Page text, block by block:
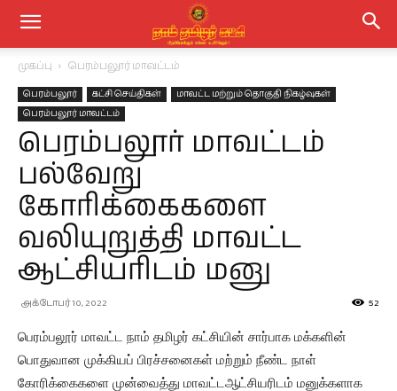
முகப்பு பெரம்பலூர் மாவட்டம்
பெரம்பலூர் கட்சி செய்திகள்
மாவட்ட மற்றும் தொகுதி நிகழ்வுகள்
பெரம்பலூர் மாவட்டம்
பெரம்பலூர் மாவட்டம்
பல்வேறு
கோரிக்கைகளை
வலியுறுத்தி மாவட்ட
ஆட்சியரிடம் மனு
அக்டோபர் 10, 2022 52
பெரம்பலூர் மாவட்ட நாம் தமிழர் கட்சியின் சார்பாக மக்களின்
பொதுவான முக்கியப் பிரச்சனைகள் மற்றும் நீண்ட நாள்
கோரிக்கைகளை முன்வைத்து மாவட்டஆட்சியரிடம் மனுக்களாக